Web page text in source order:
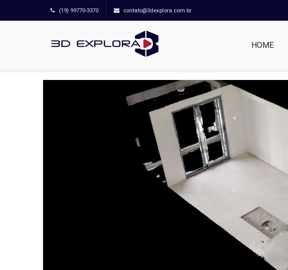
(19) 99770-3370 contato@3dexplora.com.br
HOME